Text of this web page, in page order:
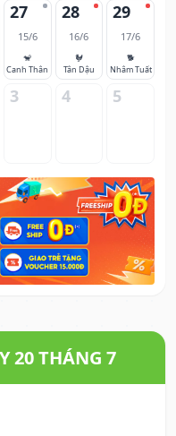
27
15/6
🐒
Canh Thân
28
16/6
🐓
Tân Dậu
29
17/6
🐕
Nhâm Tuất
3 4 5
20 THÁNG 7